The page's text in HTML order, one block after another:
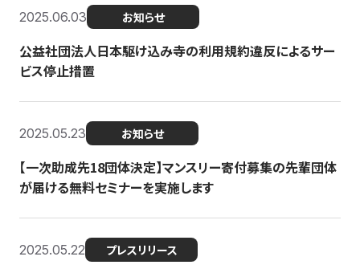
2025.06.03 お知らせ
公益社団法人日本駆け込み寺の利用規約違反によるサー
ビス停止措置
2025.05.23 お知らせ
【一次助成先18団体決定】マンスリー寄付募集の先輩団体
が届ける無料セミナーを実施します
2025.05.22 プレスリリース